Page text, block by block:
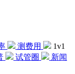
测费用
1v1
试管圈
新闻